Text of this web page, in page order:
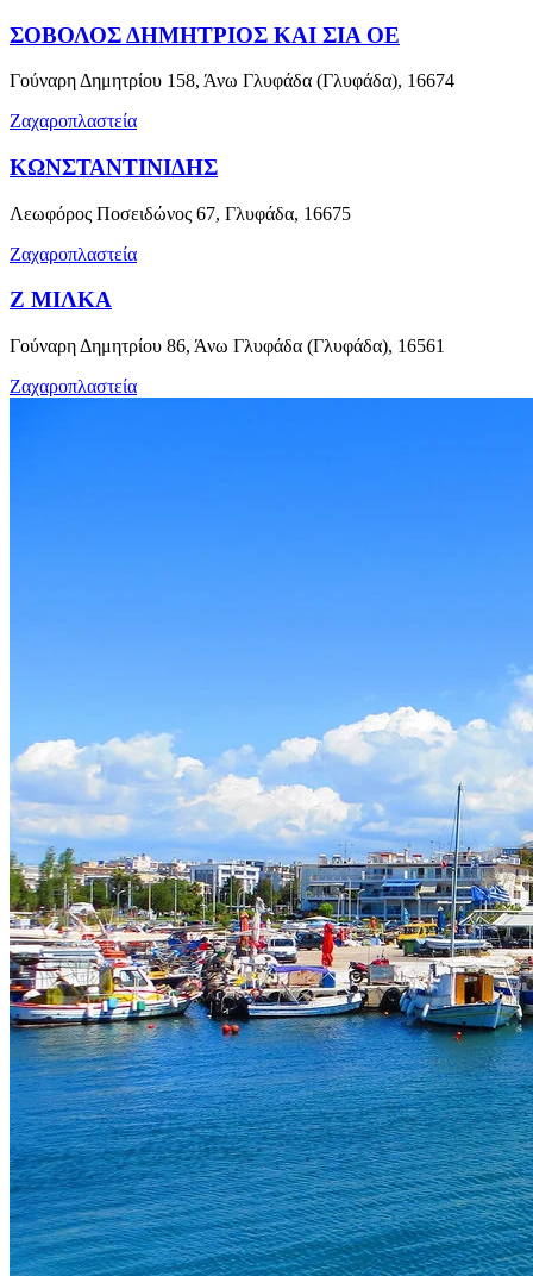
ΣΟΒΟΛΟΣ ΔΗΜΗΤΡΙΟΣ ΚΑΙ ΣΙΑ ΟΕ
Γούναρη Δημητρίου 158, Άνω Γλυφάδα (Γλυφάδα), 16674
Ζαχαροπλαστεία
ΚΩΝΣΤΑΝΤΙΝΙΔΗΣ
Λεωφόρος Ποσειδώνος 67, Γλυφάδα, 16675
Ζαχαροπλαστεία
Ζ ΜΙΛΚΑ
Γούναρη Δημητρίου 86, Άνω Γλυφάδα (Γλυφάδα), 16561
Ζαχαροπλαστεία